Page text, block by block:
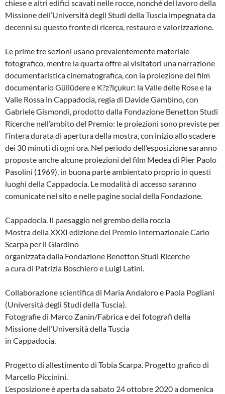
chiese e altri edifici scavati nelle rocce, nonché del lavoro della
Missione dell’Università degli Studi della Tuscia impegnata da
decenni su questo fronte di ricerca, restauro e valorizzazione.
Le prime tre sezioni usano prevalentemente materiale
fotografico, mentre la quarta offre ai visitatori una narrazione
documentaristica cinematografica, con la proiezione del film
documentario Güllüdere e K?z?lçukur: la Valle delle Rose e la
Valle Rossa in Cappadocia, regia di Davide Gambino, con
Gabriele Gismondi, prodotto dalla Fondazione Benetton Studi
Ricerche nell’ambito del Premio: le proiezioni sono previste per
l’intera durata di apertura della mostra, con inizio allo scadere
dei 30 minuti di ogni ora. Nel periodo dell’esposizione saranno
proposte anche alcune proiezioni del film Medea di Pier Paolo
Pasolini (1969), in buona parte ambientato proprio in questi
luoghi della Cappadocia. Le modalità di accesso saranno
comunicate nel sito e nelle pagine social della Fondazione.
Cappadocia. Il paesaggio nel grembo della roccia
Mostra della XXXI edizione del Premio Internazionale Carlo
Scarpa per il Giardino
organizzata dalla Fondazione Benetton Studi Ricerche
a cura di Patrizia Boschiero e Luigi Latini.
Collaborazione scientifica di Maria Andaloro e Paola Pogliani
(Università degli Studi della Tuscia).
Fotografie di Marco Zanin/Fabrica e dei fotografi della
Missione dell’Università della Tuscia
in Cappadocia.
Progetto di allestimento di Tobia Scarpa. Progetto grafico di
Marcello Piccinini.
L’esposizione è aperta da sabato 24 ottobre 2020 a domenica